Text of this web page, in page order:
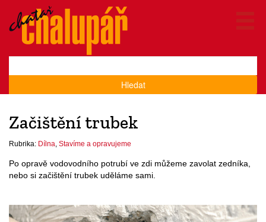
Hledat
Začištění trubek
Rubrika: Dílna Stavíme a opravujeme
Po opravě vodovodního potrubí ve zdi můžeme zavolat zedníka,
nebo si začištění trubek uděláme sami.